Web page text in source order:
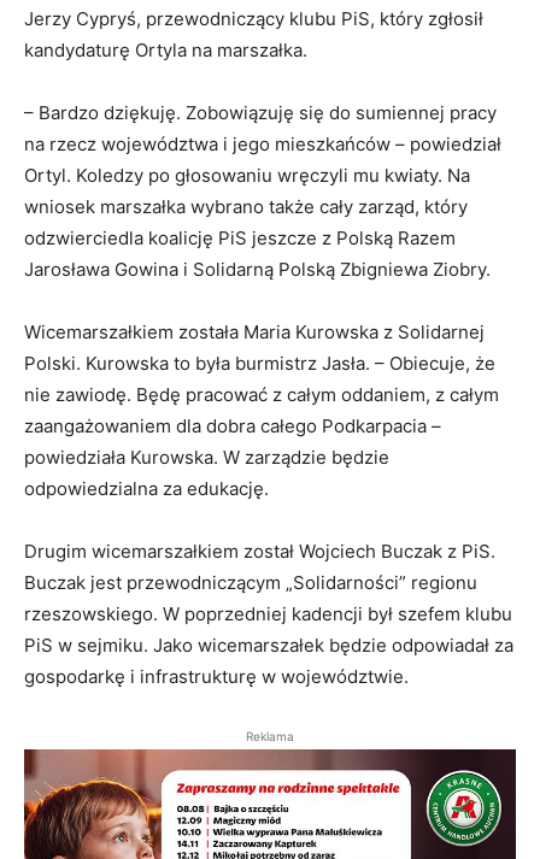
Jerzy Cypryś, przewodniczący klubu PiS, który zgłosił
kandydaturę Ortyla na marszałka.
– Bardzo dziękuję. Zobowiązuję się do sumiennej pracy
na rzecz województwa i jego mieszkańców – powiedział
Ortyl. Koledzy po głosowaniu wręczyli mu kwiaty. Na
wniosek marszałka wybrano także cały zarząd, który
odzwierciedla koalicję PiS jeszcze z Polską Razem
Jarosława Gowina i Solidarną Polską Zbigniewa Ziobry.
Wicemarszałkiem została Maria Kurowska z Solidarnej
Polski. Kurowska to była burmistrz Jasła. – Obiecuje, że
nie zawiodę. Będę pracować z całym oddaniem, z całym
zaangażowaniem dla dobra całego Podkarpacia –
powiedziała Kurowska. W zarządzie będzie
odpowiedzialna za edukację.
Drugim wicemarszałkiem został Wojciech Buczak z PiS.
Buczak jest przewodniczącym „Solidarności” regionu
rzeszowskiego. W poprzedniej kadencji był szefem klubu
PiS w sejmiku. Jako wicemarszałek będzie odpowiadał za
gospodarkę i infrastrukturę w województwie.
Reklama